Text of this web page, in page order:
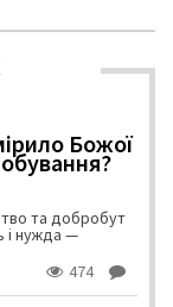
Божої
та добробут
і нужда —
474